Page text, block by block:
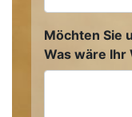
Möchten Sie
Was wäre Ihr